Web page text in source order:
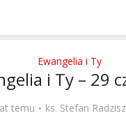
Ewangelia i Ty
i Ty – 29
temu ks. Stefan